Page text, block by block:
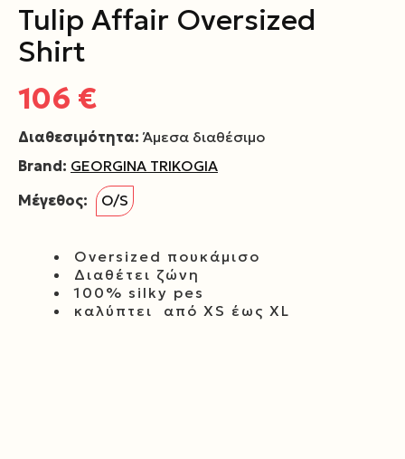
Tulip Affair Oversized
Shirt
106 €
Διαθεσιμότητα: Άμεσα διαθέσιμο
Brand: GEORGINA TRIKOGIA
Μέγεθος:
O/S
Oversized πουκάμισο
Διαθέτει ζώνη
100% silky pes
καλύπτει από XS έως XL